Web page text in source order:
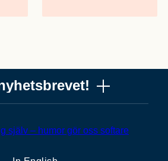
(Mattias) som skriver det, och när